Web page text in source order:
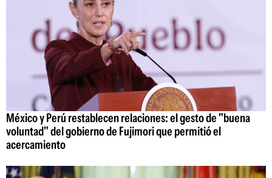
México y Perú restablecen relaciones: el gesto de "buena
voluntad" del gobierno de Fujimori que permitió el
acercamiento